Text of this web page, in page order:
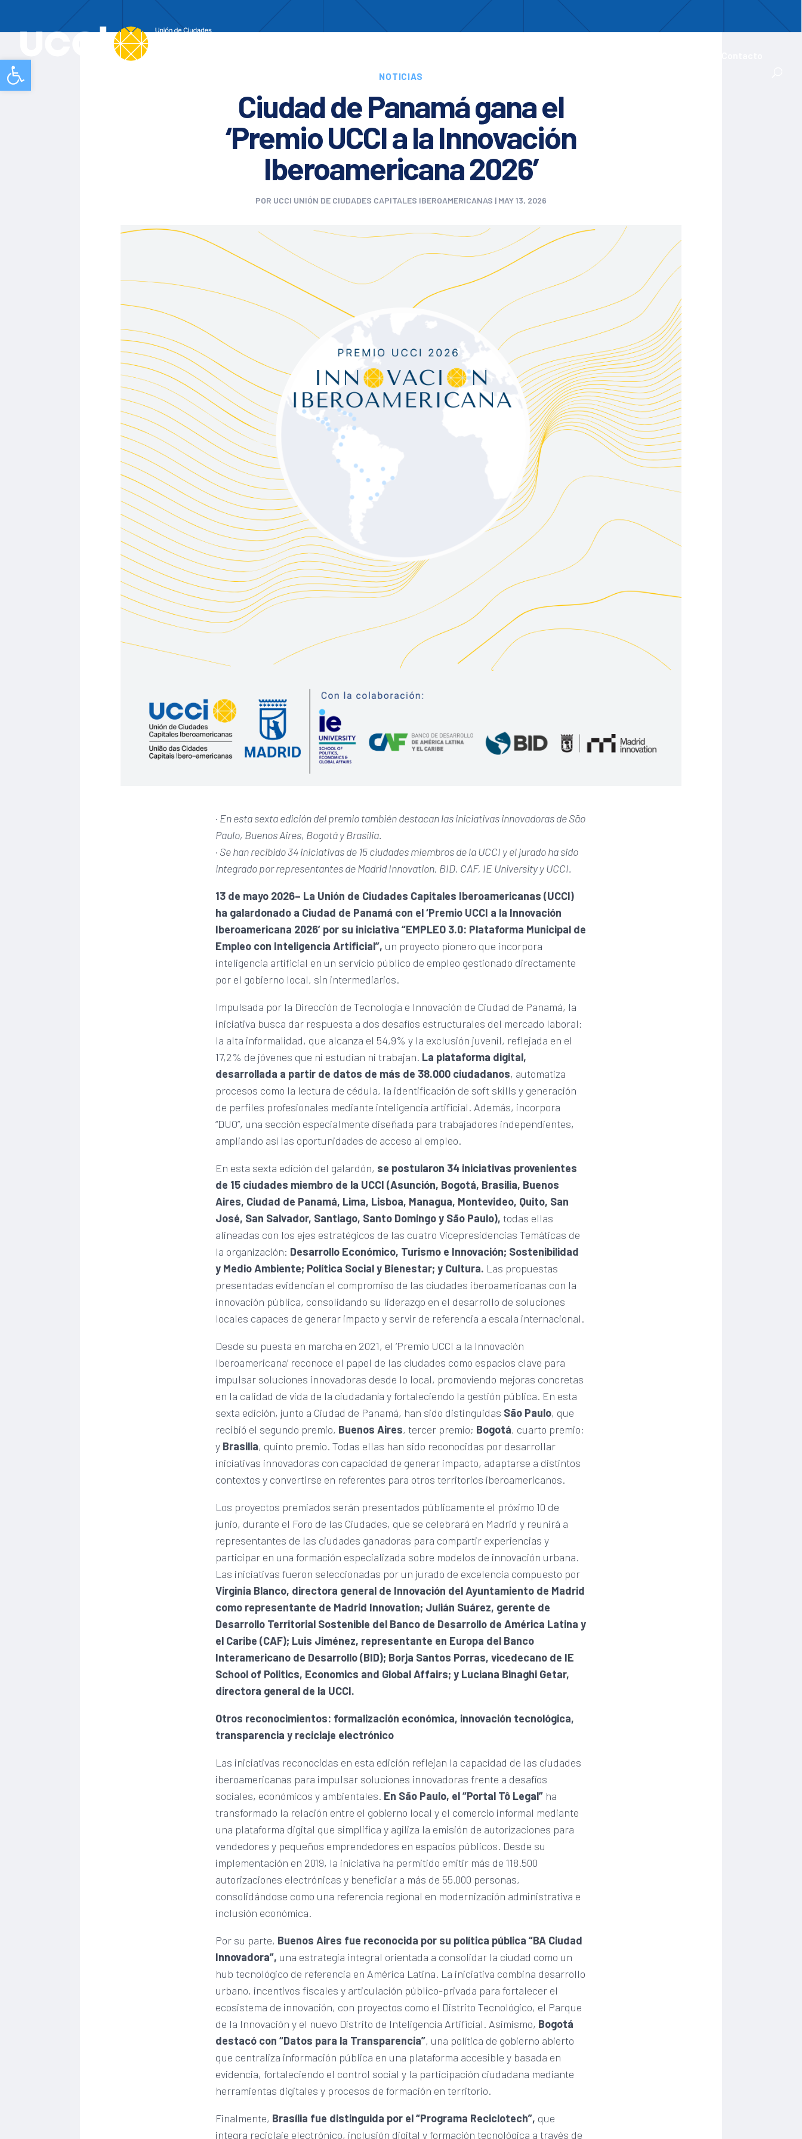
Abrir barra de herramientas NOTICIAS
Ciudad de Panamá gana el
‘Premio UCCI a la Innovación
Iberoamericana 2026’
POR UCCI UNIÓN DE CIUDADES CAPITALES IBEROAMERICANAS | MAY 13, 2026
· En esta sexta edición del premio también destacan las iniciativas innovadoras de São
Paulo, Buenos Aires, Bogotá y Brasilia.
· Se han recibido 34 iniciativas de 15 ciudades miembros de la UCCI y el jurado ha sido
integrado por representantes de Madrid Innovation, BID, CAF, IE University y UCCI.
13 de mayo 2026– La Unión de Ciudades Capitales Iberoamericanas (UCCI)
ha galardonado a Ciudad de Panamá con el ‘Premio UCCI a la Innovación
Iberoamericana 2026’ por su iniciativa “EMPLEO 3.0: Plataforma Municipal de
Empleo con Inteligencia Artificial”, un proyecto pionero que incorpora
inteligencia artificial en un servicio público de empleo gestionado directamente
por el gobierno local, sin intermediarios.
Impulsada por la Dirección de Tecnología e Innovación de Ciudad de Panamá, la
iniciativa busca dar respuesta a dos desafíos estructurales del mercado laboral:
la alta informalidad, que alcanza el 54,9% y la exclusión juvenil, reflejada en el
17,2% de jóvenes que ni estudian ni trabajan. La plataforma digital,
desarrollada a partir de datos de más de 38.000 ciudadanos, automatiza
procesos como la lectura de cédula, la identificación de soft skills y generación
de perfiles profesionales mediante inteligencia artificial. Además, incorpora
“DUO”, una sección especialmente diseñada para trabajadores independientes,
ampliando así las oportunidades de acceso al empleo.
En esta sexta edición del galardón, se postularon 34 iniciativas provenientes
de 15 ciudades miembro de la UCCI (Asunción, Bogotá, Brasilia, Buenos
Aires, Ciudad de Panamá, Lima, Lisboa, Managua, Montevideo, Quito, San
José, San Salvador, Santiago, Santo Domingo y São Paulo), todas ellas
alineadas con los ejes estratégicos de las cuatro Vicepresidencias Temáticas de
la organización: Desarrollo Económico, Turismo e Innovación; Sostenibilidad
y Medio Ambiente; Política Social y Bienestar; y Cultura. Las propuestas
presentadas evidencian el compromiso de las ciudades iberoamericanas con la
innovación pública, consolidando su liderazgo en el desarrollo de soluciones
locales capaces de generar impacto y servir de referencia a escala internacional.
Desde su puesta en marcha en 2021, el ‘Premio UCCI a la Innovación
Iberoamericana’ reconoce el papel de las ciudades como espacios clave para
impulsar soluciones innovadoras desde lo local, promoviendo mejoras concretas
en la calidad de vida de la ciudadanía y fortaleciendo la gestión pública. En esta
sexta edición, junto a Ciudad de Panamá, han sido distinguidas São Paulo, que
recibió el segundo premio, Buenos Aires, tercer premio; Bogotá, cuarto premio;
y Brasilia, quinto premio. Todas ellas han sido reconocidas por desarrollar
iniciativas innovadoras con capacidad de generar impacto, adaptarse a distintos
contextos y convertirse en referentes para otros territorios iberoamericanos.
Los proyectos premiados serán presentados públicamente el próximo 10 de
junio, durante el Foro de las Ciudades, que se celebrará en Madrid y reunirá a
representantes de las ciudades ganadoras para compartir experiencias y
participar en una formación especializada sobre modelos de innovación urbana.
Las iniciativas fueron seleccionadas por un jurado de excelencia compuesto por
Virginia Blanco, directora general de Innovación del Ayuntamiento de Madrid
como representante de Madrid Innovation; Julián Suárez, gerente de
Desarrollo Territorial Sostenible del Banco de Desarrollo de América Latina y
el Caribe (CAF); Luis Jiménez, representante en Europa del Banco
Interamericano de Desarrollo (BID); Borja Santos Porras, vicedecano de IE
School of Politics, Economics and Global Affairs; y Luciana Binaghi Getar,
directora general de la UCCI.
Otros reconocimientos: formalización económica, innovación tecnológica,
transparencia y reciclaje electrónico
Las iniciativas reconocidas en esta edición reflejan la capacidad de las ciudades
iberoamericanas para impulsar soluciones innovadoras frente a desafíos
sociales, económicos y ambientales. En São Paulo, el “Portal Tô Legal” ha
transformado la relación entre el gobierno local y el comercio informal mediante
una plataforma digital que simplifica y agiliza la emisión de autorizaciones para
vendedores y pequeños emprendedores en espacios públicos. Desde su
implementación en 2019, la iniciativa ha permitido emitir más de 118.500
autorizaciones electrónicas y beneficiar a más de 55.000 personas,
consolidándose como una referencia regional en modernización administrativa e
inclusión económica.
Por su parte, Buenos Aires fue reconocida por su política pública “BA Ciudad
Innovadora”, una estrategia integral orientada a consolidar la ciudad como un
hub tecnológico de referencia en América Latina. La iniciativa combina desarrollo
urbano, incentivos fiscales y articulación público-privada para fortalecer el
ecosistema de innovación, con proyectos como el Distrito Tecnológico, el Parque
de la Innovación y el nuevo Distrito de Inteligencia Artificial. Asimismo, Bogotá
destacó con “Datos para la Transparencia”, una política de gobierno abierto
que centraliza información pública en una plataforma accesible y basada en
evidencia, fortaleciendo el control social y la participación ciudadana mediante
herramientas digitales y procesos de formación en territorio.
Finalmente, Brasília fue distinguida por el “Programa Reciclotech”, que
integra reciclaje electrónico, inclusión digital y formación tecnológica a través de